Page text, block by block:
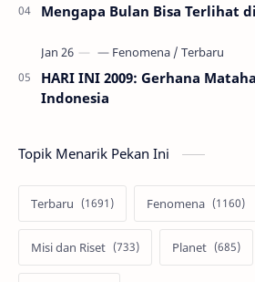
Mengapa Bulan Bisa Terlihat
HARI INI 2009: Gerhana
Indonesia
Topik Menarik Pekan Ini
Terbaru Fenomena
Misi dan Riset Planet